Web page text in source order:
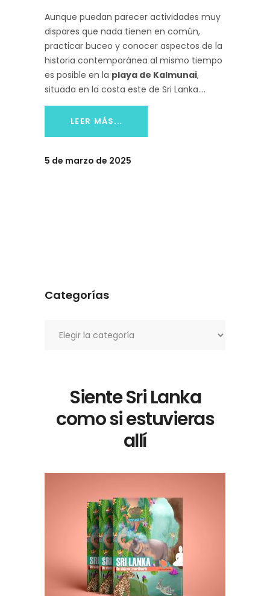
Aunque puedan parecer actividades muy
dispares que nada tienen en común,
practicar buceo y conocer aspectos de la
historia contemporánea al mismo tiempo
es posible en la playa de Kalmunai,
situada en la costa este de Sri Lanka.
LEER MÁS...
5 de marzo de 2025
Categorías
Siente Sri Lanka
como si estuvieras
allí